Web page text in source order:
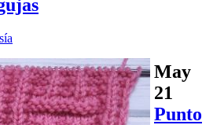
May
21
Punto